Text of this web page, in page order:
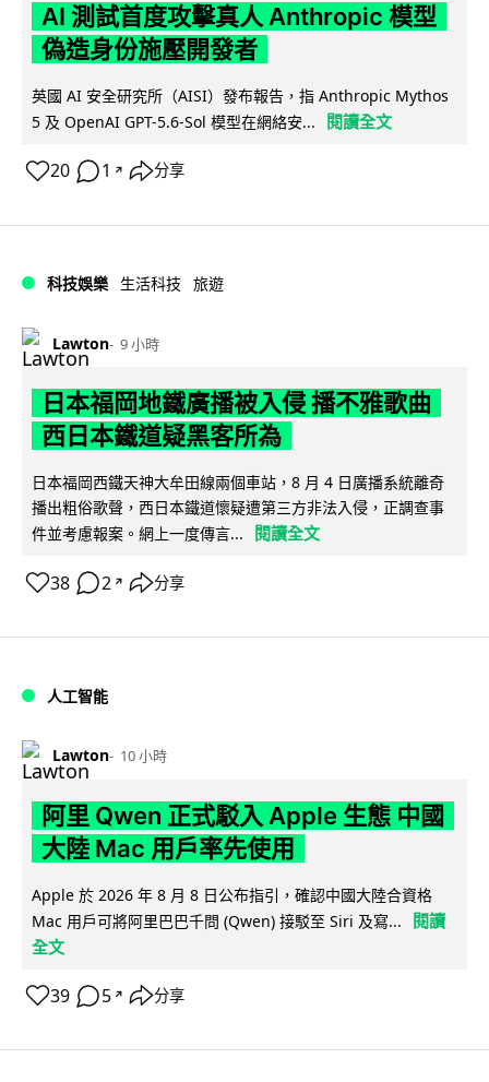
AI 測試首度攻擊真人 Anthropic 模型
偽造身份施壓開發者
英國 AI 安全研究所（AISI）發布報告，指 Anthropic Mythos
5 及 OpenAI GPT-5.6-Sol 模型在網絡安...
閱讀全文
20 1 ↗ 分享
科技娛樂 生活科技 旅遊
Lawton 9 小時
日本福岡地鐵廣播被入侵 播不雅歌曲
西日本鐵道疑黑客所為
日本福岡西鐵天神大牟田線兩個車站，8 月 4 日廣播系統離奇
播出粗俗歌聲，西日本鐵道懷疑遭第三方非法入侵，正調查事
件並考慮報案。網上一度傳言...
閱讀全文
38 2 ↗ 分享
人工智能
Lawton 10 小時
阿里 Qwen 正式駁入 Apple 生態 中國
大陸 Mac 用戶率先使用
Apple 於 2026 年 8 月 8 日公布指引，確認中國大陸合資格
Mac 用戶可將阿里巴巴千問 (Qwen) 接駁至 Siri 及寫...
閱讀
全文
39 5 ↗ 分享